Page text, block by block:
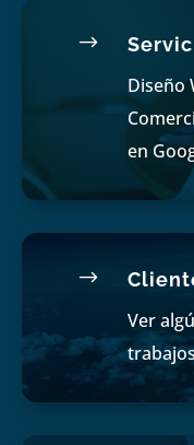
$
Diseño
en
$
Ver